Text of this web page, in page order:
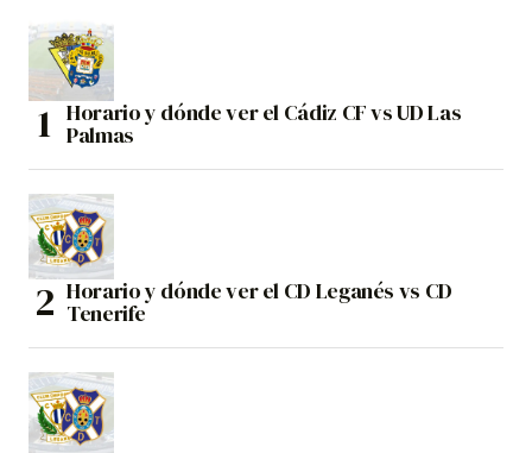
Horario y dónde ver el Cádiz CF vs UD Las
Palmas
Horario y dónde ver el CD Leganés vs CD
Tenerife